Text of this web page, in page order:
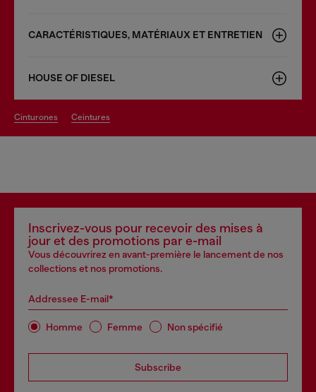
CARACTÉRISTIQUES, MATÉRIAUX ET ENTRETIEN
HOUSE OF DIESEL
cinturones ceintures
Inscrivez-vous pour recevoir des mises à
jour et des promotions par e-mail
Vous découvrirez en avant-première le lancement de nos
collections et nos promotions.
Addressee E-mail*
Homme Femme Non spécifié
Subscribe